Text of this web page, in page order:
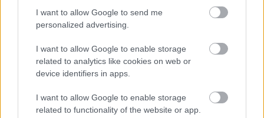
I want to allow Google to send me
personalized advertising.
I want to allow Google to enable storage
related to analytics like cookies on web or
device identifiers in apps.
I want to allow Google to enable storage
related to functionality of the website or app.
Az Oszmán Birodalom kialakulása és
terjeszkedése (kiegészítő irodalom)